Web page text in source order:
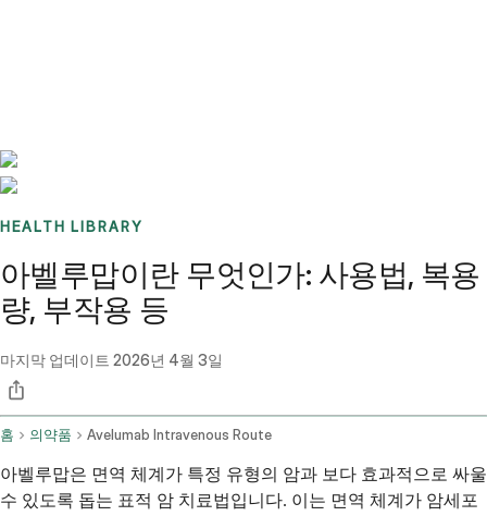
HEALTH LIBRARY
아벨루맙이란 무엇인가: 사용법, 복용
량, 부작용 등
마지막 업데이트 2026년 4월 3일
홈 의약품 Avelumab Intravenous Route
아벨루맙은 면역 체계가 특정 유형의 암과 보다 효과적으로 싸울
수 있도록 돕는 표적 암 치료법입니다. 이는 면역 체계가 암세포